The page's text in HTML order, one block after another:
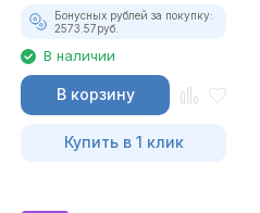
Бонусных рублей за покупку:
2573.57руб.
В наличии
В корзину
Купить в 1 клик